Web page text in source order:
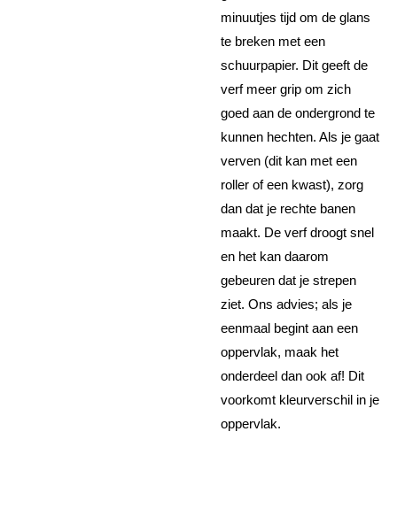
minuutjes tijd om de glans
te breken met een
schuurpapier. Dit geeft de
verf meer grip om zich
goed aan de ondergrond te
kunnen hechten. Als je gaat
verven (dit kan met een
roller of een kwast), zorg
dan dat je rechte banen
maakt. De verf droogt snel
en het kan daarom
gebeuren dat je strepen
ziet. Ons advies; als je
eenmaal begint aan een
oppervlak, maak het
onderdeel dan ook af! Dit
voorkomt kleurverschil in je
oppervlak.